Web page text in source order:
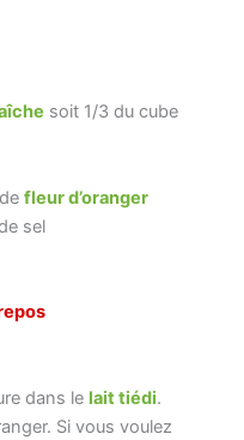
soit 1/3 du cube
fleur d’oranger
sel
dans le lait tiédi.
Si vous voulez